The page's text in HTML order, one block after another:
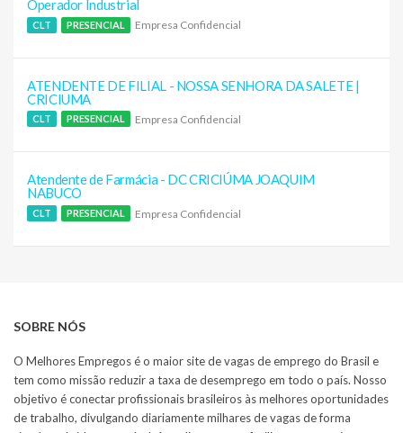
Operador Industrial
CLT PRESENCIAL Empresa Confidencial
ATENDENTE DE FILIAL - NOSSA SENHORA DA SALETE |
CRICIUMA
CLT PRESENCIAL Empresa Confidencial
Atendente de Farmácia - DC CRICIÚMA JOAQUIM
NABUCO
CLT PRESENCIAL Empresa Confidencial
SOBRE NÓS
O Melhores Empregos é o maior site de vagas de emprego do Brasil e
tem como missão reduzir a taxa de desemprego em todo o país. Nosso
objetivo é conectar profissionais brasileiros às melhores oportunidades
de trabalho, divulgando diariamente milhares de vagas de forma